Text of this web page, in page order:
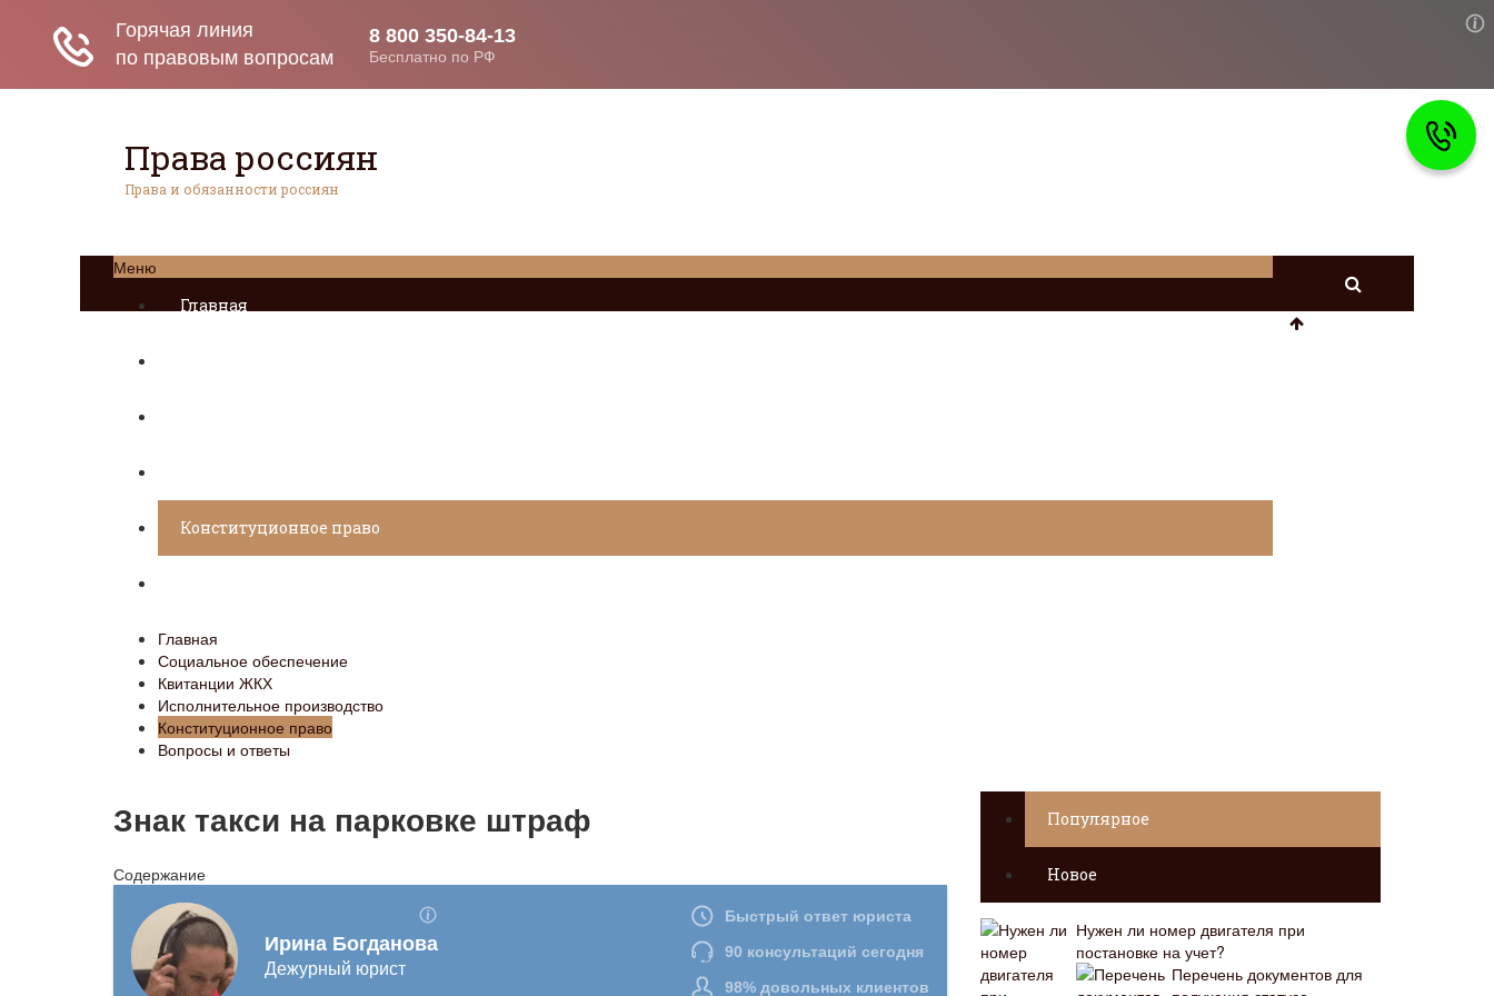
Права россиян
Права и обязанности россиян
Меню
Главная
Конституционное право
Главная
Социальное обеспечение
Квитанции ЖКХ
Исполнительное производство
Конституционное право
Вопросы и ответы
Знак такси на парковке штраф
Содержание
Популярное
Новое
Нужен ли номер двигателя при
постановке на учет?
Перечень документов для